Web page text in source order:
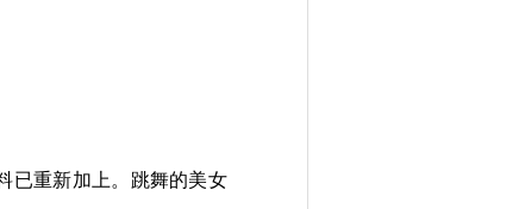
已重新加上。跳舞的美女